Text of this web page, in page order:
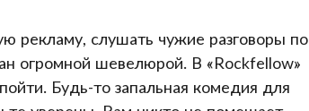
рекламу, слушать чужие разговоры по
огромной шевелюрой. В «Rockfellow»
Будь-то запальная комедия для